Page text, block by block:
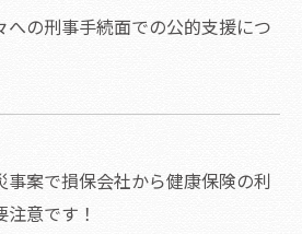
の刑事手続面での公的支援につ
事案で損保会社から健康保険の利
意です！